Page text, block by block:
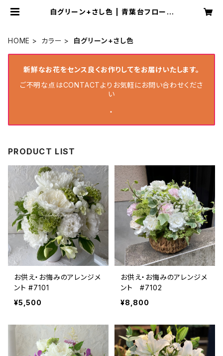
白グリーン+さし色 | 青葉台フローリ
HOME カラー 白グリーン+さし色
新鮮なお花をセンス良くお作りしてをお届けいたします。
ご不明な点はCONTACTよりお気軽にお問い合わせくださ
い
・
PRODUCT LIST
お供え・お悔みのアレンジメ
ント #7101
¥5,500
お供え・お悔みのアレンジメ
ント #7102
¥8,800